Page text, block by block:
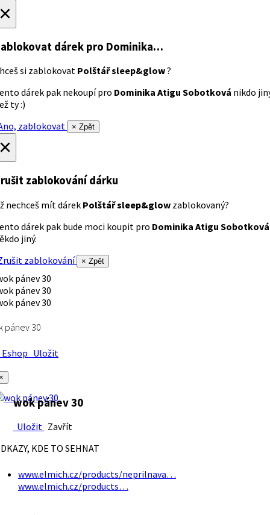
dárek pro Dominika…
si zablokovat Polštář sleep&glow?
dárek pak nekoupí pro Dominika Atigu Sobotková nikdo
ty :)
zablokovat
× Zpět
zablokování dárku
nechceš mít dárek Polštář sleep&glow zablokovaný?
dárek pak bude moci koupit pro Dominika Atigu Sobotková
jiný.
zablokování
× Zpět
pánev 30
Uložit
wok pánev 30
Uložit Zavřít
KDE TO SEHNAT
www.elmich.cz/products/neprilnava…
www.elmich.cz/products…